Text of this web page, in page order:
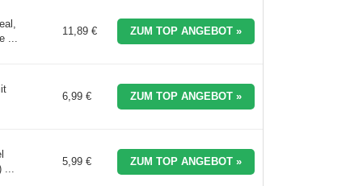
...
11,89 € ZUM TOP ANGEBOT »
6,99 € ZUM TOP ANGEBOT »
...
5,99 € ZUM TOP ANGEBOT »